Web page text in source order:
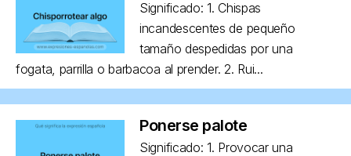
Significado: 1. Chispas
incandescentes de pequeño
tamaño despedidas por una
fogata, parrilla o barbacoa al prender. 2. Rui...
Ponerse palote
Significado: 1. Provocar una